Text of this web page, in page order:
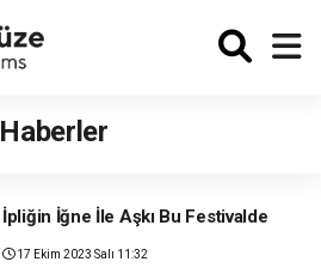
Haberler
İpliğin İğne İle Aşkı Bu Festivalde
17 Ekim 2023 Salı 11:32